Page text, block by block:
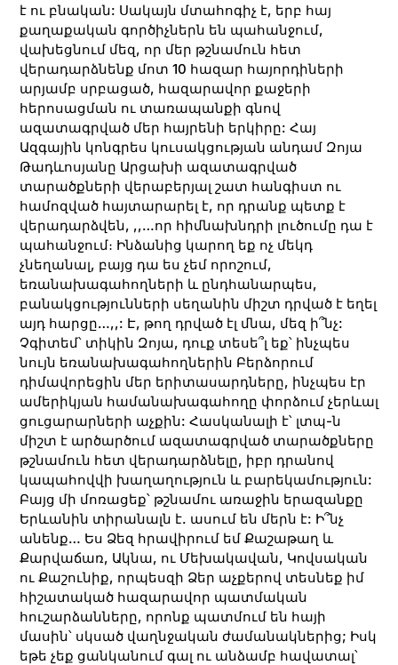
է ու բնական: Սակայն մտահոգիչ է, երբ հայ
քաղաքական գործիչներն են պահանջում,
վախեցնում մեզ, որ մեր թշնամուն հետ
վերադարձնենք մոտ 10 հազար հայորդիների
արյամբ սրբացած, հազարավոր քաջերի
հերոսացման ու տառապանքի գնով
ազատագրված մեր հայրենի երկիրը: Հայ
Ազգային կոնգրես կուսակցության անդամ Զոյա
Թադևոսյանը Արցախի ազատագրված
տարածքների վերաբերյալ շատ հանգիստ ու
համոզված հայտարարել է, որ դրանք պետք է
վերադարձվեն, ,,…որ հիմնախնդրի լուծումը դա է
պահանջում։ Ինձանից կարող եք ոչ մեկդ
չնեղանալ, բայց դա ես չեմ որոշում,
եռանախագահողների և ընդհանարպես,
բանակցությունների սեղանին միշտ դրված է եղել
այդ հարցը…,,: Է, թող դրված էլ մնա, մեզ ի՞նչ:
Չգիտեմ՝ տիկին Զոյա, դուք տեսե՞լ եք՝ ինչպես
նույն եռանախագահողներին Բերձորում
դիմավորեցին մեր երիտասարդները, ինչպես էր
ամերիկյան համանախագահողը փորձում չերևալ
ցուցարարների աչքին: Հասկանալի է՝ լտպ-ն
միշտ է արծարծում ազատագրված տարածքները
թշնամուն հետ վերադարձնելը, իբր դրանով
կապահովվի խաղաղություն և բարեկամություն:
Բայց մի մոռացեք՝ թշնամու առաջին երազանքը
Երևանին տիրանալն է. ասում են մերն է: Ի՞նչ
անենք… Ես Ձեզ հրավիրում եմ Քաշաթաղ և
Քարվաճառ, Ակնա, ու Մեխակավան, Կովսական
ու Քաշունիք, որպեսզի Ձեր աչքերով տեսնեք իմ
հիշատակած հազարավոր պատմական
հուշարձանները, որոնք պատմում են հայի
մասին՝ սկսած վաղնջական ժամանակներից; Իսկ
եթե չեք ցանկանում գալ ու անձամբ հավատալ՝